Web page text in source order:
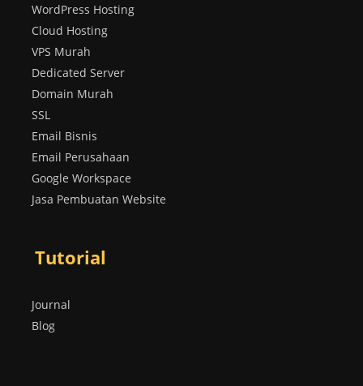
WordPress Hosting
Cloud Hosting
VPS Murah
Dedicated Server
Domain Murah
SSL
Email Bisnis
Email Perusahaan
Google Workspace
Jasa Pembuatan Website
Tutorial
Journal
Blog